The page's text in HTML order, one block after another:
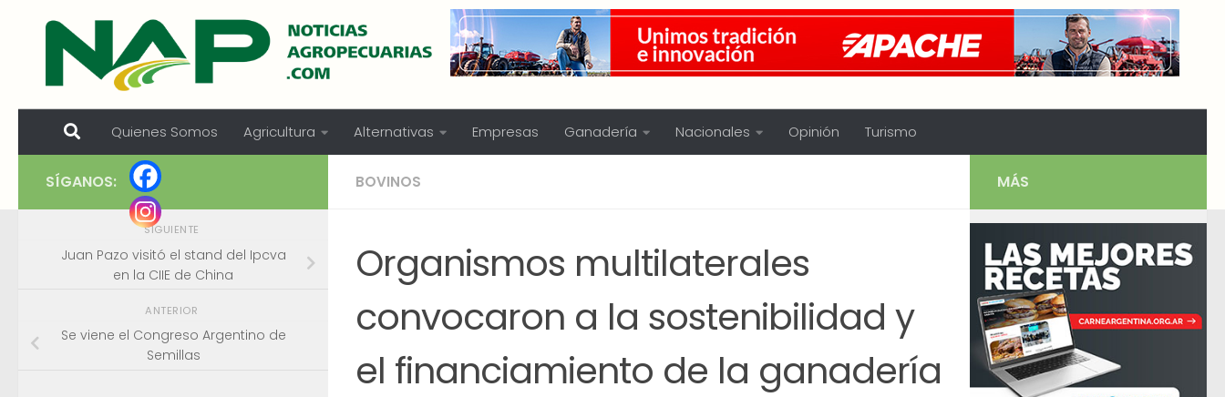
Skip to content
Quienes Somos Agricultura Alternativas Empresas Ganadería Nacionales Opinión Turismo
BOVINOS
Organismos multilaterales
convocaron a la sostenibilidad y
el financiamiento de la ganadería
SÍGANOS:
SIGUIENTE
Juan Pazo visitó el stand del Ipcva
en la CIIE de China
ANTERIOR
Se viene el Congreso Argentino de
Semillas
MÁS